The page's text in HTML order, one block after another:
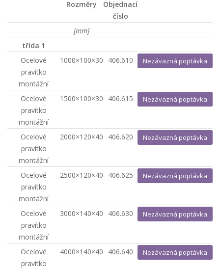
Rozměry
Objednací
číslo
[mm]
třída 1
Ocelové
pravítko
montážní
1000×100×30 406.610 Nezávazná poptávka
Ocelové
pravítko
montážní
1500×100×30 406.615 Nezávazná poptávka
Ocelové
pravítko
montážní
2000×120×40 406.620 Nezávazná poptávka
Ocelové
pravítko
montážní
2500×120×40 406.625 Nezávazná poptávka
Ocelové
pravítko
montážní
3000×140×40 406.630 Nezávazná poptávka
Ocelové
pravítko
4000×140×40 406.640 Nezávazná poptávka